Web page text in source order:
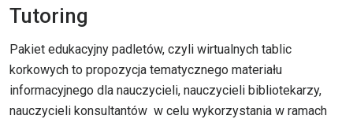
Tutoring
Pakiet edukacyjny padletów, czyli wirtualnych tablic
korkowych to propozycja tematycznego materiału
informacyjnego dla nauczycieli, nauczycieli bibliotekarzy,
nauczycieli konsultantów w celu wykorzystania w ramach